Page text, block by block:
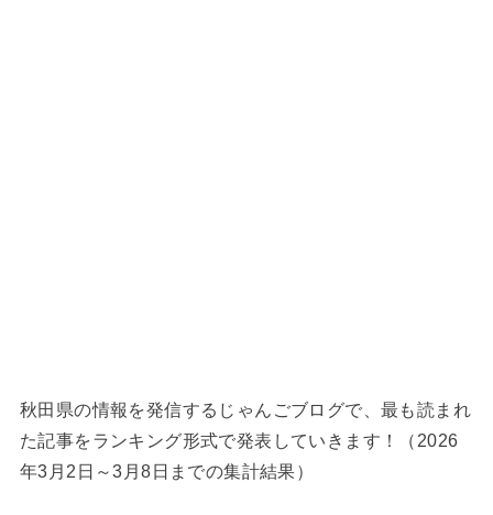
秋田県の情報を発信するじゃんごブログで、最も読まれ
た記事をランキング形式で発表していきます！（2026
年3月2日～3月8日までの集計結果）